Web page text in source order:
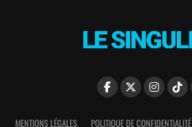
MENTIONS LÉGALES POLITIQUE DE CONFIDENTIALITÉ